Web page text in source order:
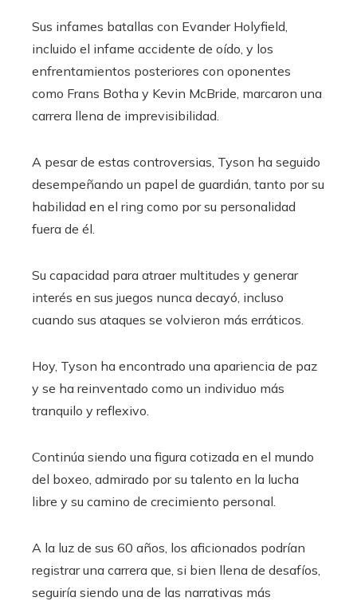
Sus infames batallas con Evander Holyfield,
incluido el infame accidente de oído, y los
enfrentamientos posteriores con oponentes
como Frans Botha y Kevin McBride, marcaron una
carrera llena de imprevisibilidad.
A pesar de estas controversias, Tyson ha seguido
desempeñando un papel de guardián, tanto por su
habilidad en el ring como por su personalidad
fuera de él.
Su capacidad para atraer multitudes y generar
interés en sus juegos nunca decayó, incluso
cuando sus ataques se volvieron más erráticos.
Hoy, Tyson ha encontrado una apariencia de paz
y se ha reinventado como un individuo más
tranquilo y reflexivo.
Continúa siendo una figura cotizada en el mundo
del boxeo, admirado por su talento en la lucha
libre y su camino de crecimiento personal.
A la luz de sus 60 años, los aficionados podrían
registrar una carrera que, si bien llena de desafíos,
seguiría siendo una de las narrativas más